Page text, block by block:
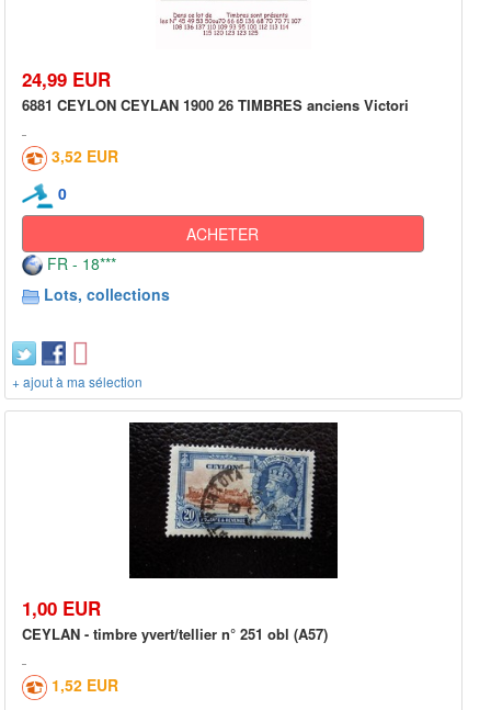
24,99 EUR
6881 CEYLON CEYLAN 1900 26 TIMBRES anciens Victori
3,52 EUR
0
ACHETER
FR - 18***
Lots, collections
+ ajout à ma sélection
1,00 EUR
CEYLAN - timbre yvert/tellier n° 251 obl (A57)
1,52 EUR